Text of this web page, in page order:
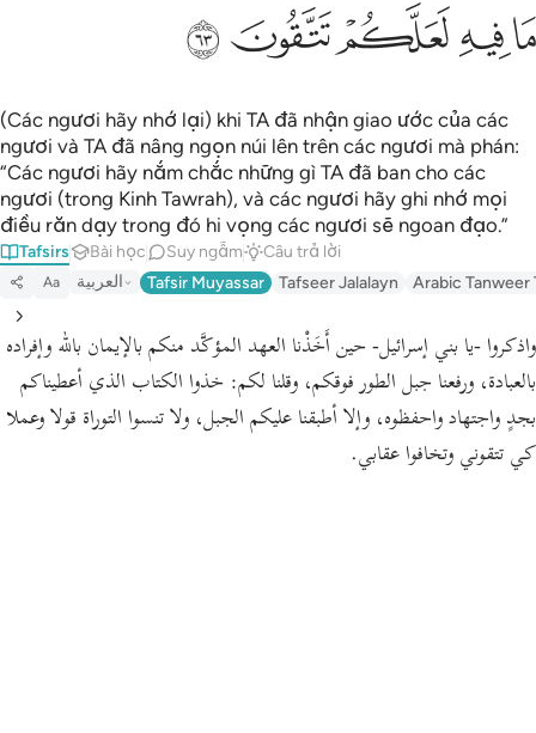
ﱥﱦﱧﱨﱩ
(Các ngươi hãy nhớ lại) khi TA đã nhận giao ước của các
ngươi và TA đã nâng ngọn núi lên trên các ngươi mà phán:
“Các ngươi hãy nắm chắc những gì TA đã ban cho các
ngươi (trong Kinh Tawrah), và các ngươi hãy ghi nhớ mọi
điều răn dạy trong đó hi vọng các ngươi sẽ ngoan đạo.”
Tafsirs Bài học Suy ngẫm Câu trả lời
Aa العربية Tafsir Muyassar Tafseer Jalalayn Arabic Tanweer
واذكروا -يا بني إسرائيل- حين أَخَذْنا العهد المؤكَّد منكم بالإيمان بالله وإفراده
بالعبادة، ورفعنا جبل الطور فوقكم، وقلنا لكم: خذوا الكتاب الذي أعطيناكم
بجدٍ واجتهاد واحفظوه، وإلا أطبقنا عليكم الجبل، ولا تنسوا التوراة قولا وعملا
كي تتقوني وتخافوا عقابي.